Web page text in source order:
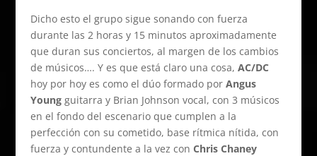
Dicho esto el grupo sigue sonando con fuerza
durante las 2 horas y 15 minutos aproximadamente
que duran sus conciertos, al margen de los cambios
de músicos…. Y es que está claro una cosa, AC/DC
hoy por hoy es como el dúo formado por Angus
Youngguitarra y Brian Johnson vocal, con 3 músicos
en el fondo del escenario que cumplen a la
perfección con su cometido, base rítmica nítida, con
fuerza y contundente a la vez con Chris Chaney